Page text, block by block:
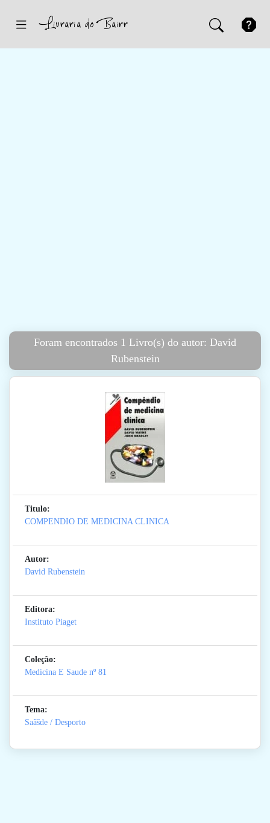
Foram encontrados 1 Livro(s) do autor: David
Rubenstein
Titulo:
COMPENDIO DE MEDICINA CLINICA
Autor:
David Rubenstein
Editora:
Instituto Piaget
Coleção:
Medicina E Saude nº 81
Tema:
Saãšde / Desporto